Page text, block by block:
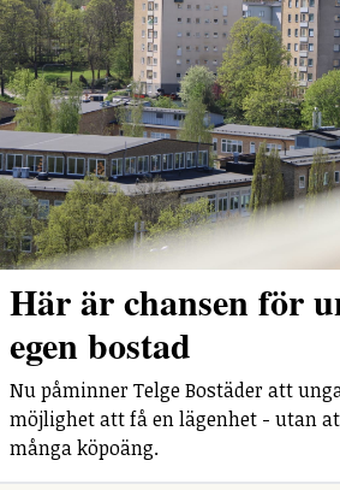
Här är chansen för
egen bostad
Nu påminner Telge Bostäder att
möjlighet att få en lägenhet - utan
många köpoäng.